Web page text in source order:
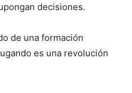
decisiones.
de una formación
es una revolución